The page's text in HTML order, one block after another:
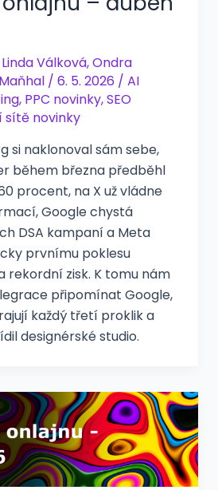
Linda Válková,Ondra
/ 6. 5. 2026 / AI
, PPC novinky,SEO
sítě novinky
si naklonoval sám sebe,
během března předběhl
procent, na X už vládne
Google chystá
DSA kampaní a Meta
prvnímu poklesu
rekordní zisk. K tomu nám
připomínat Google,
každý třetí proklik a
designérské studio.